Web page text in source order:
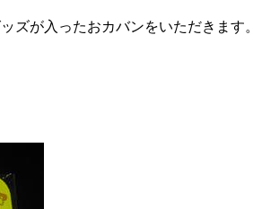
が入ったおカバンをいただきます。